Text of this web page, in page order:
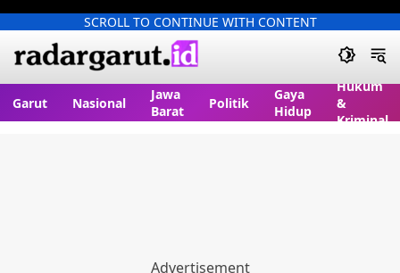
SCROLL TO CONTINUE WITH CONTENT
Garut Nasional
Jawa
Barat
Politik
Gaya
Hidup
Hukum
&
Kriminal